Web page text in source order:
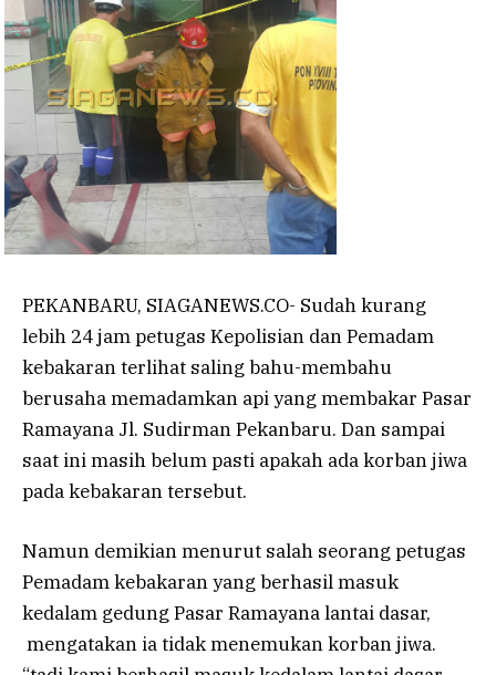
PEKANBARU, SIAGANEWS.CO- Sudah kurang
lebih 24 jam petugas Kepolisian dan Pemadam
kebakaran terlihat saling bahu-membahu
berusaha memadamkan api yang membakar Pasar
Ramayana Jl. Sudirman Pekanbaru. Dan sampai
saat ini masih belum pasti apakah ada korban jiwa
pada kebakaran tersebut.
Namun demikian menurut salah seorang petugas
Pemadam kebakaran yang berhasil masuk
kedalam gedung Pasar Ramayana lantai dasar,
mengatakan ia tidak menemukan korban jiwa.